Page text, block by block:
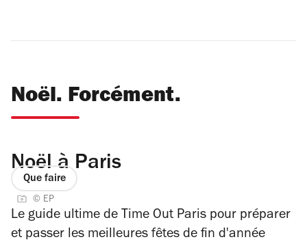
Noël. Forcément.
Noël à Paris
Que faire
© EP
Le guide ultime de Time Out Paris pour préparer
et passer les meilleures fêtes de fin d'année